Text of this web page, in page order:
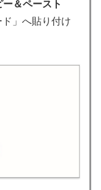
ー＆ペースト
」へ貼り付け